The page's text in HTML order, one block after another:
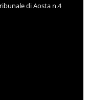
di Aosta n.4